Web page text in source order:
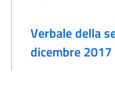
Verbale della
dicembre 2017